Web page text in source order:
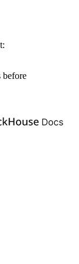
before